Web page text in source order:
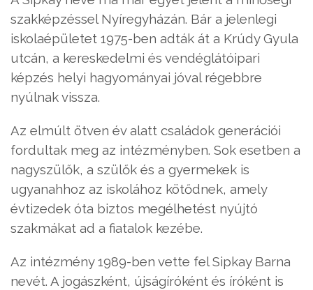
szakképzéssel Nyíregyházán. Bár a jelenlegi
iskolaépületet 1975-ben adták át a Krúdy Gyula
utcán, a kereskedelmi és vendéglátóipari
képzés helyi hagyományai jóval régebbre
nyúlnak vissza.
Az elmúlt ötven év alatt családok generációi
fordultak meg az intézményben. Sok esetben a
nagyszülők, a szülők és a gyermekek is
ugyanahhoz az iskolához kötődnek, amely
évtizedek óta biztos megélhetést nyújtó
szakmákat ad a fiatalok kezébe.
Az intézmény 1989-ben vette fel Sipkay Barna
nevét. A jogászként, újságíróként és íróként is